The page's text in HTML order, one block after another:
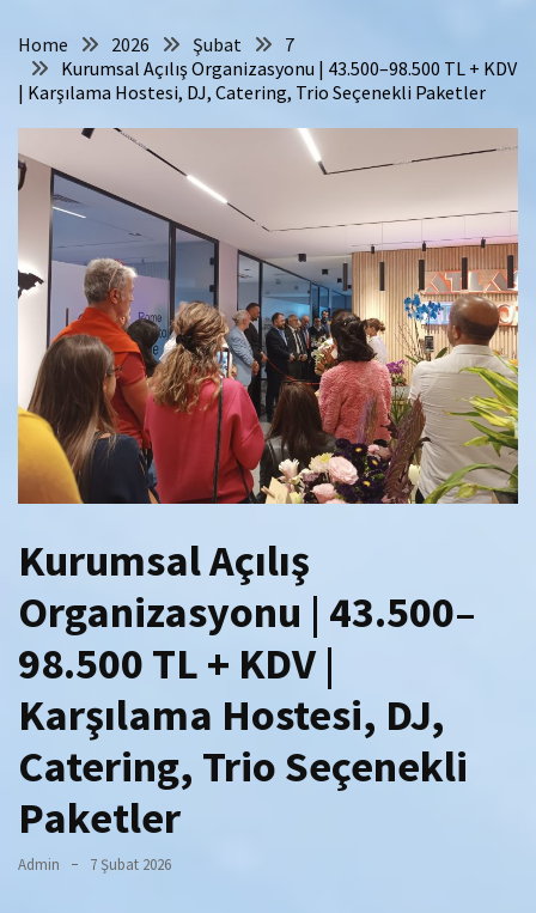
Home 2026 Şubat
7
Kurumsal Açılış Organizasyonu | 43.500–98.500 TL + KDV
| Karşılama Hostesi, DJ, Catering, Trio Seçenekli Paketler
Kurumsal Açılış
Organizasyonu | 43.500–
98.500 TL + KDV |
Karşılama Hostesi, DJ,
Catering, Trio Seçenekli
Paketler
Admin 7 Şubat 2026